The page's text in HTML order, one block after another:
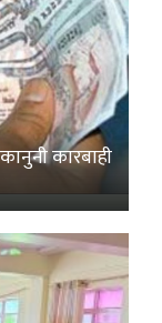
कारबाही